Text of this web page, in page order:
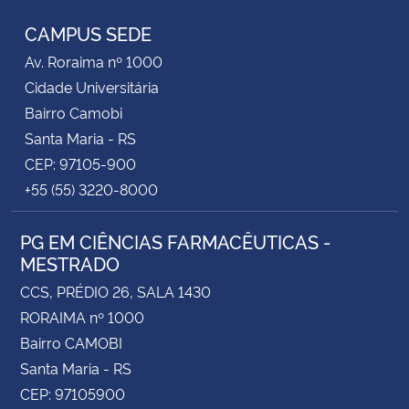
Secretaria-Geral
Secretaria de Governo
Gabinete de Segurança Institucional
Advocacia-Geral da União
Banco Central do Brasil
Planalto
CAMPUS SEDE
Av. Roraima nº 1000
Cidade Universitária
Bairro Camobi
Santa Maria - RS
CEP: 97105-900
+55 (55) 3220-8000
PG EM CIÊNCIAS FARMACÊUTICAS -
MESTRADO
CCS, PRÉDIO 26, SALA 1430
RORAIMA nº 1000
Bairro CAMOBI
Santa Maria - RS
CEP: 97105900